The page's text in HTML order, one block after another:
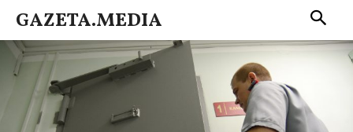
GAZETA.MEDIA